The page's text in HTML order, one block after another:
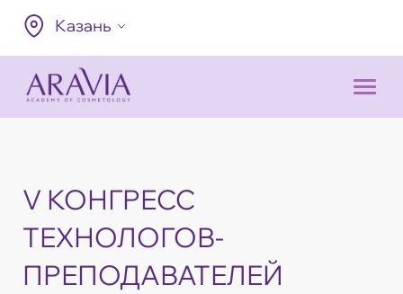
Казань
V КОНГРЕСС
ТЕХНОЛОГОВ-
ПРЕПОДАВАТЕЛЕЙ